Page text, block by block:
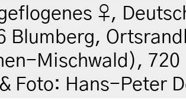
♀,
Blumberg,
Mischwald), 720
Foto: Hans-Peter